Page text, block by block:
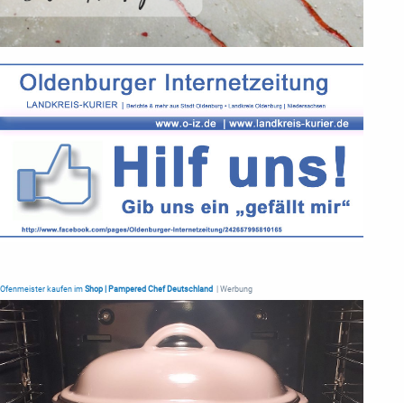
Ofenmeister kaufen im Shop | Pampered Chef Deutschland | Werbung